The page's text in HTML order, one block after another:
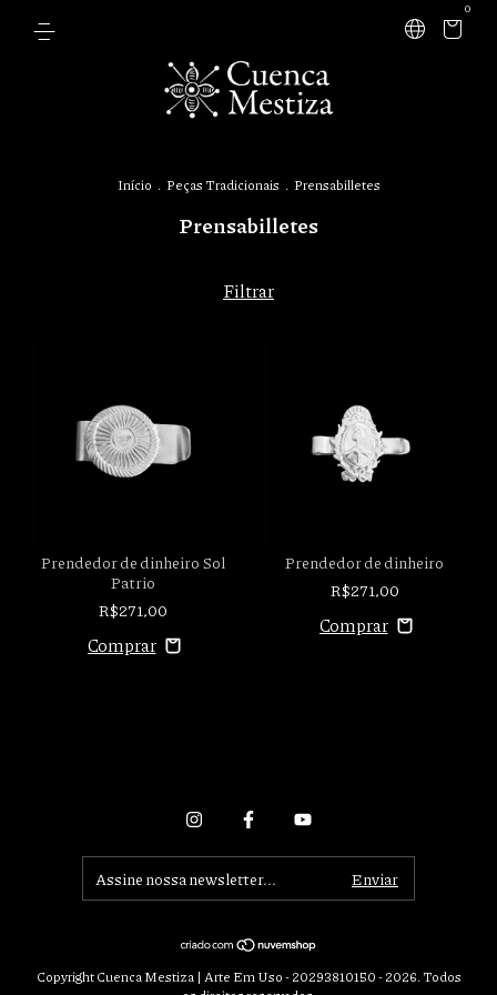
0
Início . Peças Tradicionais . Prensabilletes
Prensabilletes
Filtrar
Prendedor de dinheiro Sol
Patrio
R$271,00
Prendedor de dinheiro
R$271,00
Copyright Cuenca Mestiza | Arte Em Uso - 20293810150 - 2026. Todos